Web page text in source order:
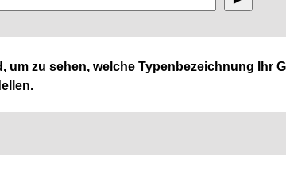
zu sehen, welche Typenbezeichnung Ihr